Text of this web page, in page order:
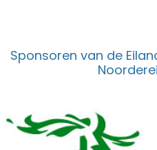
Sponsoren van de